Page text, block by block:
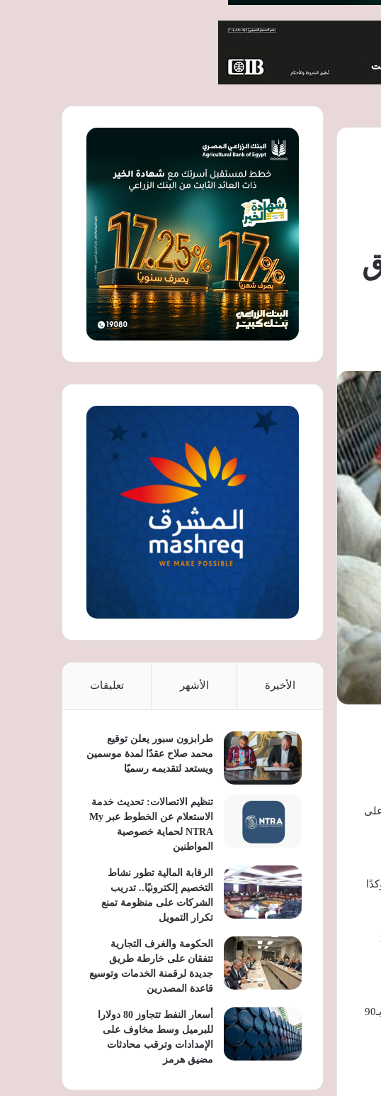
1.6
المقبول أن يكون سعر التكلفة 68 جنيهًا ويباع بـ60 جنيهًا، أو أن يكون السعر في المزرعة 65 جنيهًا ويباع للمستهلك بـ90
الأخيرة الأشهر تعليقات
طرابزون سبور يعلن توقيع
محمد صلاح عقدًا لمدة موسمين
ويستعد لتقديمه رسميًا
تنظيم الاتصالات: تحديث خدمة
الاستعلام عن الخطوط عبر My
NTRA لحماية خصوصية
المواطنين
الرقابة المالية تطور نشاط
التخصيم إلكترونيًا.. تدريب
الشركات على منظومة تمنع
تكرار التمويل
الحكومة والغرف التجارية
تتفقان على خارطة طريق
جديدة لرقمنة الخدمات وتوسيع
قاعدة المصدرين
أسعار النفط تتجاوز 80 دولارا
للبرميل وسط مخاوف على
الإمدادات وترقب محادثات
مضيق هرمز